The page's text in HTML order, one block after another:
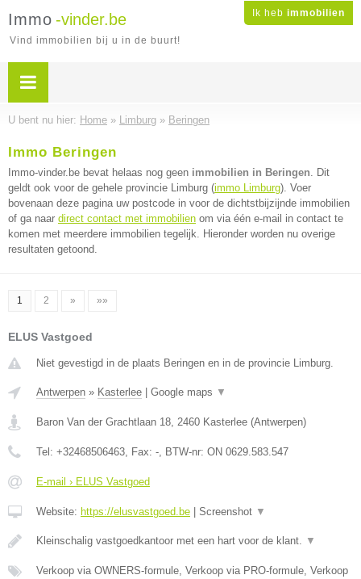
Ik heb immobilien
Immo -vinder.be
Vind immobilien bij u in de buurt!
U bent nu hier: Home » Limburg » Beringen
Immo Beringen
Immo-vinder.be bevat helaas nog geen immobilien in Beringen. Dit
geldt ook voor de gehele provincie Limburg (immo Limburg). Voer
bovenaan deze pagina uw postcode in voor de dichtstbijzijnde immobilien
of ga naar direct contact met immobilien om via één e-mail in contact te
komen met meerdere immobilien tegelijk. Hieronder worden nu overige
resultaten getoond.
1 2 » »»
ELUS Vastgoed
Niet gevestigd in de plaats Beringen en in de provincie Limburg.
Antwerpen » Kasterlee Google maps ▼
Baron Van der Grachtlaan 18, 2460 Kasterlee (Antwerpen)
Tel: +32468506463, Fax: -, BTW-nr: ON 0629.583.547
E-mail › ELUS Vastgoed
Website: https://elusvastgoed.be Screenshot ▼
Kleinschalig vastgoedkantoor met een hart voor de klant. ▼
Verkoop via OWNERS-formule, Verkoop via PRO-formule, Verkoop